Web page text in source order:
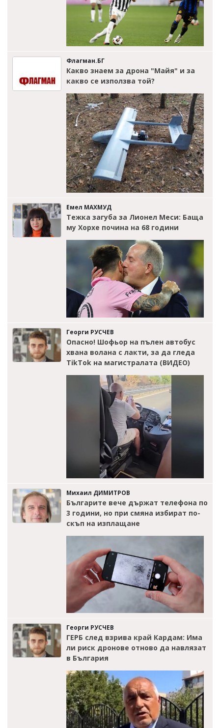
Флагман.БГ
Какво знаем за дрона "Майя" и за
какво се използва той?
Емел МАХМУД
Тежка загуба за Лионел Меси: Баща
му Хорхе почина на 68 години
Георги РУСЧЕВ
Опасно! Шофьор на пълен автобус
хвана волана с лакти, за да гледа
TikTok на магистралата (ВИДЕО)
Михаил ДИМИТРОВ
Българите вече държат телефона по
3 години, но при смяна избират по-
скъп на изплащане
Георги РУСЧЕВ
ГЕРБ след взрива край Кардам: Има
ли риск дронове отново да навлязат
в България